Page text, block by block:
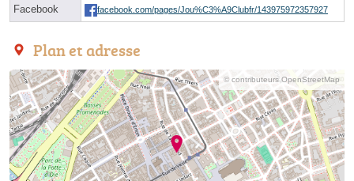
Facebook facebook.com/pages/Jou%C3%A9Clubfr/143975972357927
Plan et adresse
© contributeurs OpenStreetMap